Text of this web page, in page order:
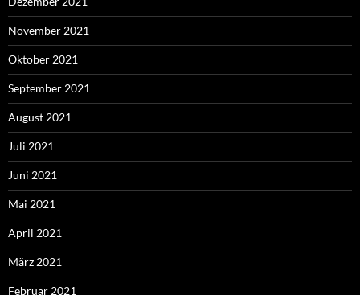
November 2021
Oktober 2021
September 2021
August 2021
Juli 2021
Juni 2021
Mai 2021
April 2021
März 2021
Februar 2021